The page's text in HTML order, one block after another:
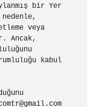
bir Yer
veya
Ancak,
kabul